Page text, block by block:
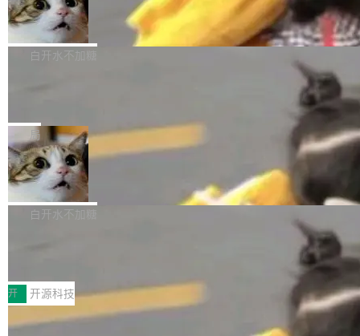
生成与复杂版式组织； 更稳定的图...
untu 用户在用，那用 snap 打包就没什么可纠结
的。 从 deb 到 snap 的迁移路径 hwctl 是 rust-
hwlib 硬件 API 库的一部分，命令行工具负责查
创始人的角色「太累了」。几天后，The Inform
ation 就曝出她将重回 OpenAI，负责递归自我
改进方向的研究。她是 Thinking Machines 过
一在人才争夺战中失血的公司。六月，Google
连失两员大将：Noam Shazeer 去了 Op...
FFmpeg 9.0 发布
FFmpeg 9.0 现已发布，包含多项改进。官方更
新日志列出的 9.0 版本主要更新内容如下： 扩
er HE-AAC 960 解码 (DAB+) transpose_cuda
filter 添加 AMF Frame Rate Converter (vf_frc
_amf) filter SMPTE 2094-50 元数据支持和直
通 ProRes RAW VideoToolbox 硬件加速器 AP
V ...
白开水不加糖
Code 在 X 上发帖：「DeepSeek Flash did 8T
tokens on August 1st. 5T of free usage + 3T
on OpenCode Go.」79.8 万次浏览，连带着 #
DeepSeek一天消耗了8万亿# 上了微博热搜——
注意这是 OpenCode 一家的消耗。 OpenCode
不完。」5T 来自免费额度，3T 来自 Go...
局
NetBSD 11.0 正式发布
NetBSD 11.0 现已正式发布，这是 NetBSD 操
作系统的第十八个主要版本。 自 NetBSD 10.1
ve JH71XX 的设备，例如 VisionFive 2、PINE
64 STAR64，以及 QEMU。 增强了对 POSIX.1
-2024 和 C23 编程接口标准的兼容性。 compat
白开水不加糖
案
享会在上海举办。鸿蒙生态的全场景智慧营销平
台鲸鸿动能协同华为游戏中心，面向游戏行业开
发者及生态伙伴，系统呈现了平台在游戏领域的
开 开源科技
技嘉X3D系列再添新成员 B850 AORU